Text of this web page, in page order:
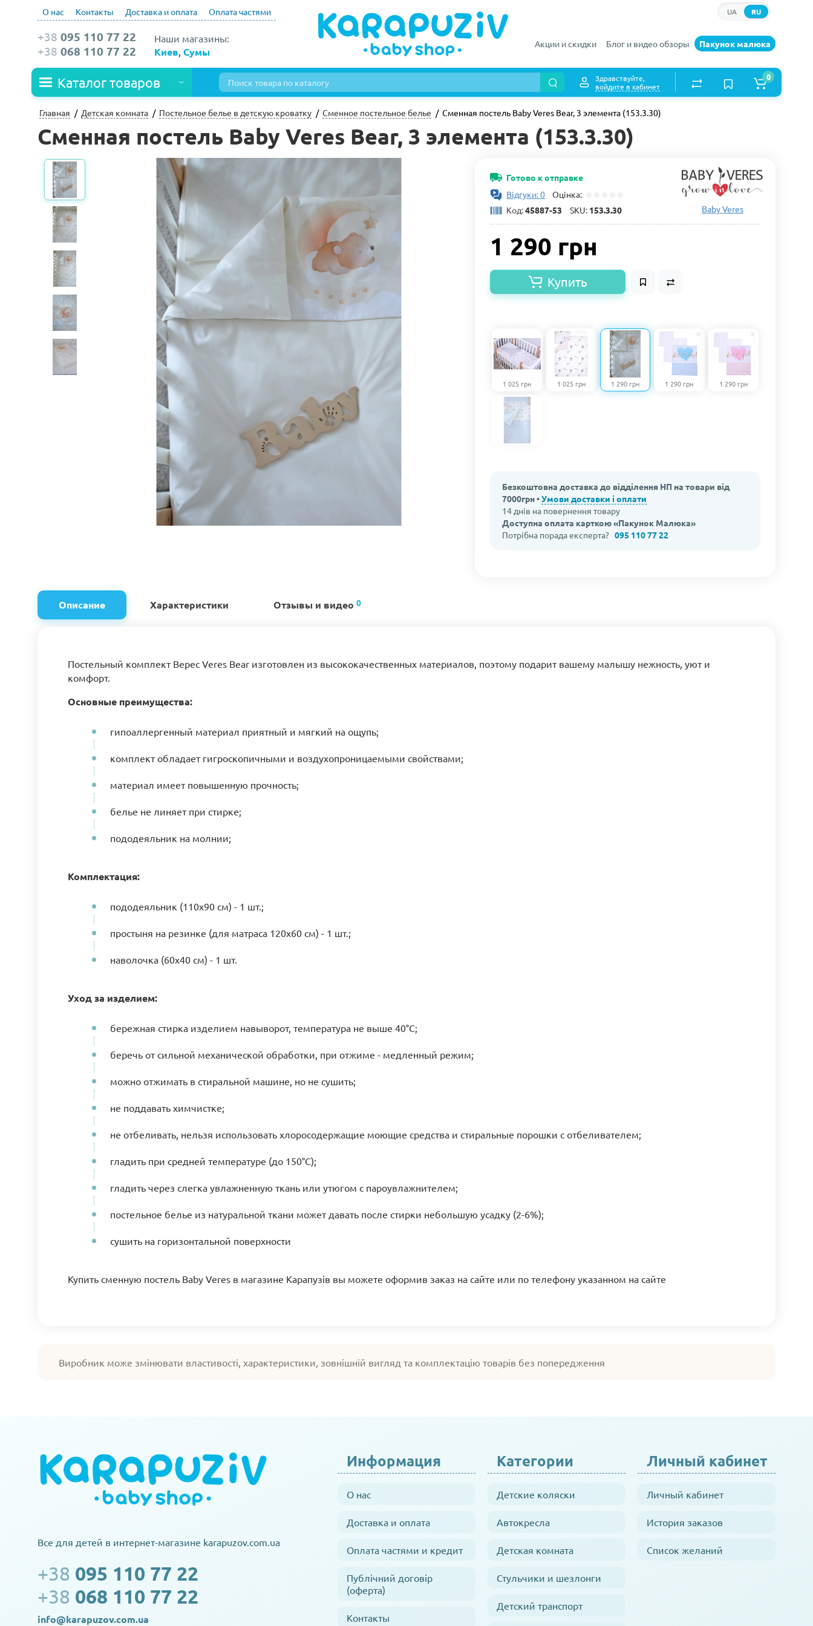
О нас Контакты Доставка и оплата Оплата частями RU
UA
Наши магазины:
Киев Сумы
+38 095 110 77 22
+38 068 110 77 22
Акции и скидки Блог и видео обзоры Пакунок малюка
Каталог товаров
Здравствуйте,
войдите в кабинет
0
Главная Детская комната Постельное белье в детскую кроватку Сменное постельное белье Сменная постель Baby Veres Bear, 3 элемента (153.3.30)
Сменная постель Baby Veres Bear, 3 элемента (153.3.30)
Готово к отправке
Відгуки: 0 Оцінка:
Код:45887-53 SKU: 153.3.30 Baby Veres
1 290 грн
Купить
1 025 грн 1 025 грн 1 290 грн 1 290 грн 1 290 грн
Безкоштовна доставка до відділення НП на товари від
7000грн •Умови доставки і оплати
14 днів на повернення товару
Доступна оплата карткою «Пакунок Малюка»
Потрібна порада експерта?095 110 77 22
Описание Характеристики Отзывы и видео 0
Постельный комплект Верес Veres Bear изготовлен из высококачественных материалов, поэтому подарит вашему малышу нежность, уют и
комфорт.
Основные преимущества:
гипоаллергенный материал приятный и мягкий на ощупь;
комплект обладает гигроскопичными и воздухопроницаемыми свойствами;
материал имеет повышенную прочность;
белье не линяет при стирке;
пододеяльник на молнии;
Комплектация:
пододеяльник (110х90 см) - 1 шт.;
простыня на резинке (для матраса 120х60 см) - 1 шт.;
наволочка (60х40 см) - 1 шт.
Уход за изделием:
бережная стирка изделием навыворот, температура не выше 40°C;
беречь от сильной механической обработки, при отжиме - медленный режим;
можно отжимать в стиральной машине, но не сушить;
не поддавать химчистке;
не отбеливать, нельзя использовать хлоросодержащие моющие средства и стиральные порошки с отбеливателем;
гладить при средней температуре (до 150°C);
гладить через слегка увлажненную ткань или утюгом с пароувлажнителем;
постельное белье из натуральной ткани может давать после стирки небольшую усадку (2-6%);
сушить на горизонтальной поверхности
Купить сменную постель Baby Veres в магазине Карапузів вы можете оформив заказ на сайте или по телефону указанном на сайте
Виробник може змінювати властивості, характеристики, зовнішній вигляд та комплектацію товарів без попередження
Все для детей в интернет-магазине karapuzov.com.ua
+38 095 110 77 22
+38 068 110 77 22
info@karapuzov.com.ua
Информация
О нас
Доставка и оплата
Оплата частями и кредит
Публічний договір
(оферта)
Контакты
Категории
Детские коляски
Автокресла
Детская комната
Стульчики и шезлонги
Детский транспорт
Личный кабинет
Личный кабинет
История заказов
Список желаний